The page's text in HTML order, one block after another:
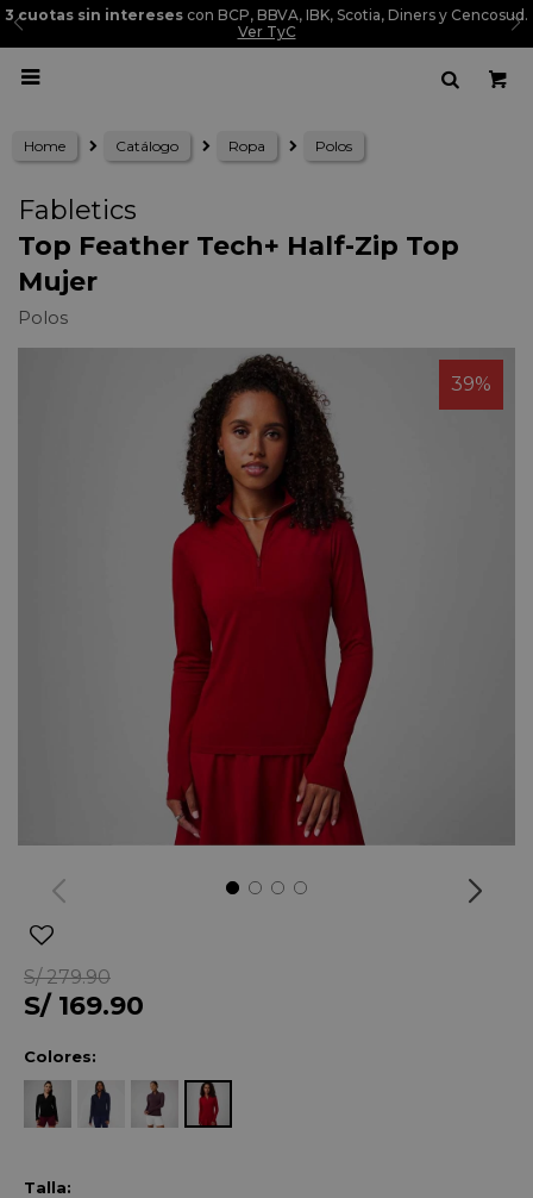
3 cuotas sin intereses con BCP, BBVA, IBK, Scotia, Diners y Cencosud.
Ver TyC

Home Catálogo Ropa Polos
Fabletics
Top Feather Tech+ Half-Zip Top
Mujer
Polos
39
S/ 169.90
S/ 279.90
Colores:
Talla: